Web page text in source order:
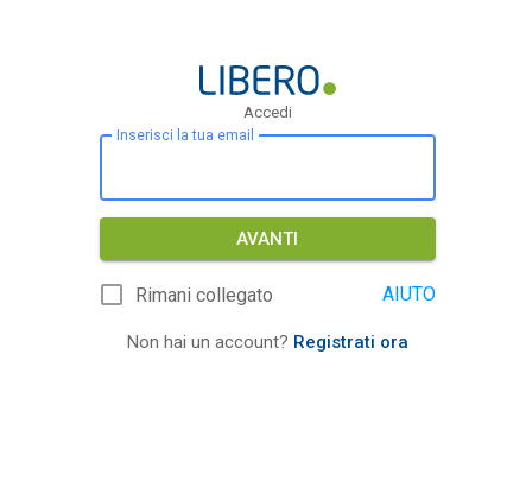
Accedi
Inserisci la tua email
AVANTI
Rimani collegato AIUTO
Non hai un account? Registrati ora